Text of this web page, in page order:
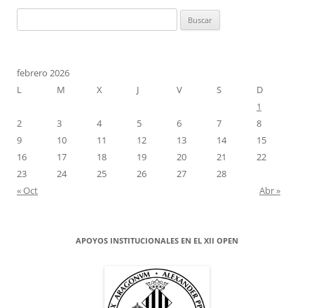
febrero 2026
L
M X J V S
D
1
2
3 4 5 6 7
8
9
10 11 12 13 14
15
16
17 18 19 20 21
22
23
24 25 26 27
28
« Oct
Abr »
APOYOS INSTITUCIONALES EN EL XII OPEN